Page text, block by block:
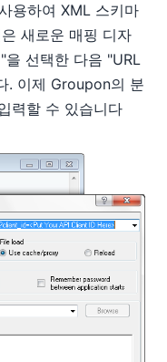
용하여 XML 스키마
새로운 매핑 디자
선택한 다음 "URL
. 이제 Groupon의 분
력할 수 있습니다